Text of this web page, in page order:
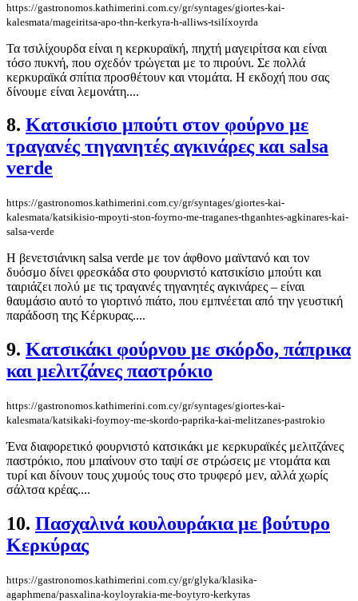
https://gastronomos.kathimerini.com.cy/gr/syntages/giortes-kai-
kalesmata/mageiritsa-apo-thn-kerkyra-h-alliws-tsilíxoyrda
Τα τσιλίχουρδα είναι η κερκυραϊκή, πηχτή μαγειρίτσα και είναι
τόσο πυκνή, που σχεδόν τρώγεται με το πιρούνι. Σε πολλά
κερκυραϊκά σπίτια προσθέτουν και ντομάτα. Η εκδοχή που σας
δίνουμε είναι λεμονάτη....
8. Κατσικίσιο μπούτι στον φούρνο με
τραγανές τηγανητές αγκινάρες και salsa
verde
https://gastronomos.kathimerini.com.cy/gr/syntages/giortes-kai-
kalesmata/katsikisio-mpoyti-ston-foyrno-me-traganes-thganhtes-agkinares-kai-
salsa-verde
Η βενετσιάνικη salsa verde με τον άφθονο μαϊντανό και τον
δυόσμο δίνει φρεσκάδα στο φουρνιστό κατσικίσιο μπούτι και
ταιριάζει πολύ με τις τραγανές τηγανητές αγκινάρες – είναι
θαυμάσιο αυτό το γιορτινό πιάτο, που εμπνέεται από την γευστική
παράδοση της Κέρκυρας....
9. Κατσικάκι φούρνου με σκόρδο, πάπρικα
και μελιτζάνες παστρόκιο
https://gastronomos.kathimerini.com.cy/gr/syntages/giortes-kai-
kalesmata/katsikaki-foyrnoy-me-skordo-paprika-kai-melitzanes-pastrokio
Ένα διαφορετικό φουρνιστό κατσικάκι με κερκυραϊκές μελιτζάνες
παστρόκιο, που μπαίνουν στο ταψί σε στρώσεις με ντομάτα και
τυρί και δίνουν τους χυμούς τους στο τρυφερό μεν, αλλά χωρίς
σάλτσα κρέας....
10. Πασχαλινά κουλουράκια με βούτυρο
Κερκύρας
https://gastronomos.kathimerini.com.cy/gr/glyka/klasika-
agaphmena/pasxalina-koyloyrakia-me-boytyro-kerkyras